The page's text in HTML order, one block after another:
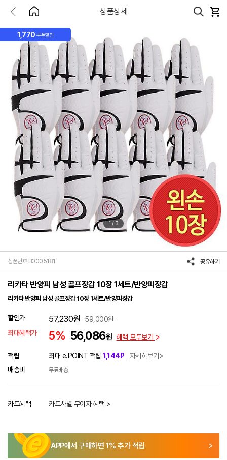
상품상세
1,770 쿠폰할인
1 / 3
상품번호 B0005181 공유하기
리카타 반양피 남성 골프장갑 10장 1세트/반양피장갑
리카타 반양피 남성 골프장갑 10장 1세트/반양피장갑
할인가 57,230원 59,000원
최대혜택가
5% 56,086원 혜택 모두보기
적립 최대 e.POINT 적립 1,144P
자세히보기
배송비
무료배송
카드혜택 카드사별 무이자 혜택 >
APP에서 구매하면 1% 추가 적립